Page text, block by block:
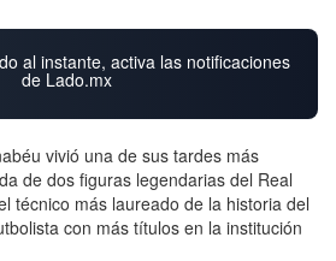
al instante, activa las notificaciones
de Lado.mx
vivió una de sus tardes más
de dos figuras legendarias del Real
técnico más laureado de la historia del
con más títulos en la institución